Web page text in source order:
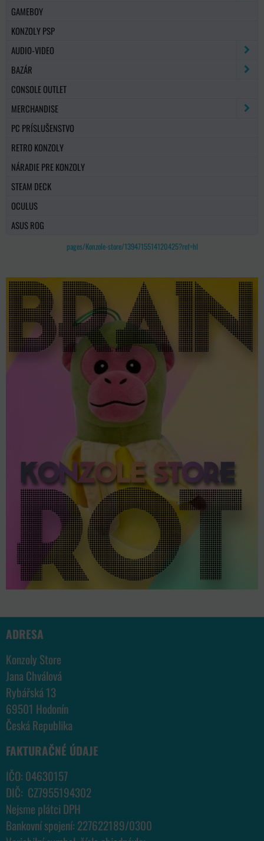
GAMEBOY
KONZOLY PSP
AUDIO-VIDEO
BAZÁR
CONSOLE OUTLET
MERCHANDISE
PC PRÍSLUŠENSTVO
RETRO KONZOLY
NÁRADIE PRE KONZOLY
STEAM DECK
OCULUS
ASUS ROG
pages/Konzole-store/1394715514120425?ref=hl
ADRESA
Konzoly Store
Jana Chválová
Rybářská 13
69501 Hodonín
Česká Republika
FAKTURAČNÉ ÚDAJE
IČO: 04630157
DIČ: CZ7955194302
Nejsme plátci DPH
Bankovní spojení: 227622189/0300